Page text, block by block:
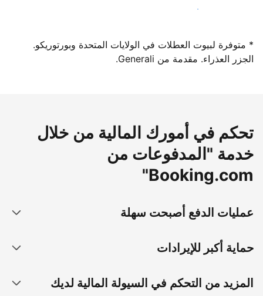
سجِّل كمضيف لدينا اليوم
* متوفرة لبيوت العطلات في الولايات المتحدة وبورتوريكو.
الجزر العذراء. مقدمة من Generali.
تحكم في أمورك المالية من خلال
خدمة "المدفوعات من
Booking.com"
عمليات الدفع أصبحت سهلة
حماية أكبر للإيرادات
المزيد من التحكم في السيولة المالية لديك